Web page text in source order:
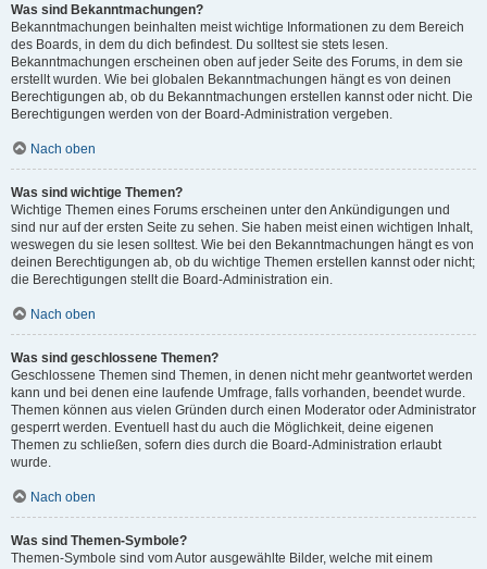
Was sind Bekanntmachungen?
Bekanntmachungen beinhalten meist wichtige Informationen zu dem Bereich
des Boards, in dem du dich befindest. Du solltest sie stets lesen.
Bekanntmachungen erscheinen oben auf jeder Seite des Forums, in dem sie
erstellt wurden. Wie bei globalen Bekanntmachungen hängt es von deinen
Berechtigungen ab, ob du Bekanntmachungen erstellen kannst oder nicht. Die
Berechtigungen werden von der Board-Administration vergeben.
Nach oben
Was sind wichtige Themen?
Wichtige Themen eines Forums erscheinen unter den Ankündigungen und
sind nur auf der ersten Seite zu sehen. Sie haben meist einen wichtigen Inhalt,
weswegen du sie lesen solltest. Wie bei den Bekanntmachungen hängt es von
deinen Berechtigungen ab, ob du wichtige Themen erstellen kannst oder nicht;
die Berechtigungen stellt die Board-Administration ein.
Nach oben
Was sind geschlossene Themen?
Geschlossene Themen sind Themen, in denen nicht mehr geantwortet werden
kann und bei denen eine laufende Umfrage, falls vorhanden, beendet wurde.
Themen können aus vielen Gründen durch einen Moderator oder Administrator
gesperrt werden. Eventuell hast du auch die Möglichkeit, deine eigenen
Themen zu schließen, sofern dies durch die Board-Administration erlaubt
wurde.
Nach oben
Was sind Themen-Symbole?
Themen-Symbole sind vom Autor ausgewählte Bilder, welche mit einem